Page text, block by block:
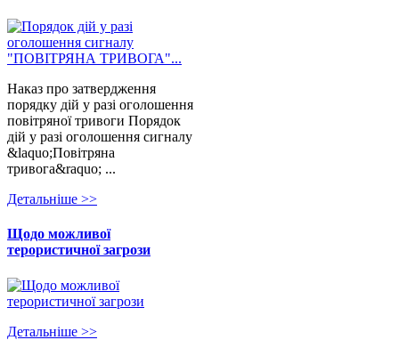
Наказ про затвердження
порядку дій у разі оголошення
повітряної тривоги Порядок
дій у разі оголошення сигналу
&laquo;Повітряна
тривога&raquo; ...
Детальнiше >>
Щодо можливої
терористичної загрози
Детальнiше >>